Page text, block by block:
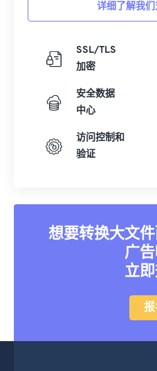
详细了解我
SSL/TLS
加密
安全数据
中心
访问控制和
验证
想要转换大文
广告
立
报